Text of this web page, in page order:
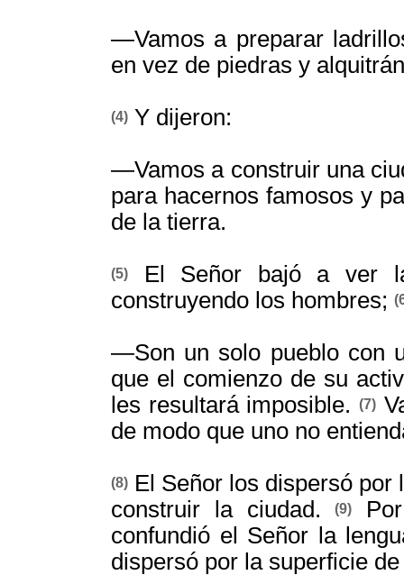
—Vamos a preparar
en vez de piedras y
(4) Y dijeron:
—Vamos a construir una
para hacernos famosos y
de la tierra.
(5)
El Señor bajó a ver
construyendo los hombres;
—Son un solo pueblo con
que el comienzo de su
les resultará imposible.(7)
de modo que uno no
(8) El Señor los dispersó
construir la ciudad.(9)
confundió el Señor la
dispersó por la superficie